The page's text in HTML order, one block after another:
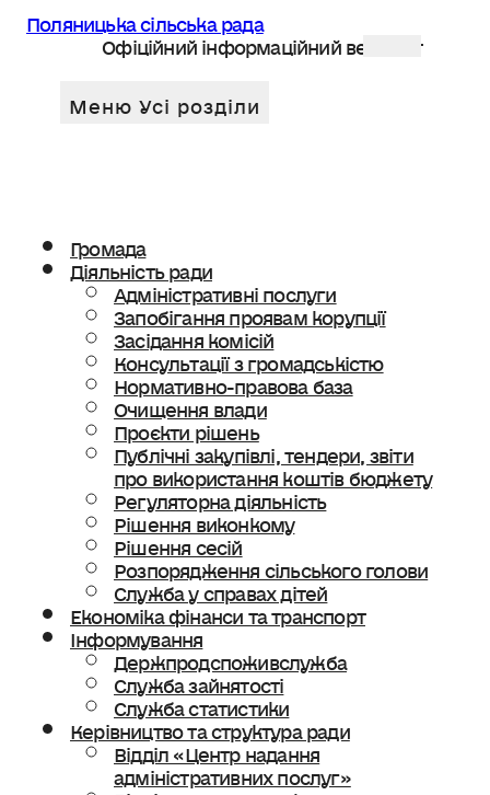
Поляницька сільська рада
Офіційний інформаційний веб сайт
Громада
Діяльність ради
Адміністративні послуги
Запобігання проявам корупції
Засідання комісій
Консультації з громадськістю
Нормативно-правова база
Очищення влади
Проєкти рішень
Публічні закупівлі, тендери, звіти
про використання коштів бюджету
Регуляторна діяльність
Рішення виконкому
Рішення сесій
Розпорядження сільського голови
Служба у справах дітей
Економіка фінанси та транспорт
Інформування
Держпродспоживслужба
Служба зайнятості
Служба статистики
Керівництво та структура ради
Відділ «Центр надання
адміністративних послуг»